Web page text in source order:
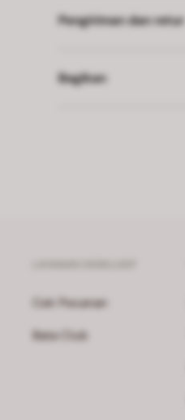
Pengiriman dan retur
Bagikan
Cek Pesanan
Bata Club